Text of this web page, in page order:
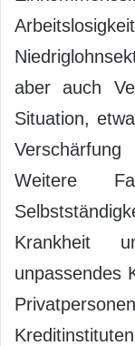
aber auch
Situation,
Weitere
Krankheit
unpassendes